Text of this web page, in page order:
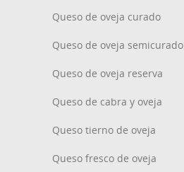
Queso de oveja curado
Queso de oveja semicurado
Queso de oveja reserva
Queso de cabra y oveja
Queso tierno de oveja
Queso fresco de oveja